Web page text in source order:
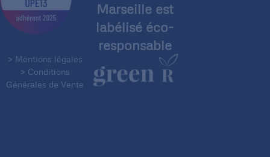
> Mentions légales
> Conditions
Générales de Vente
Marseille est
labélisé éco-
responsable